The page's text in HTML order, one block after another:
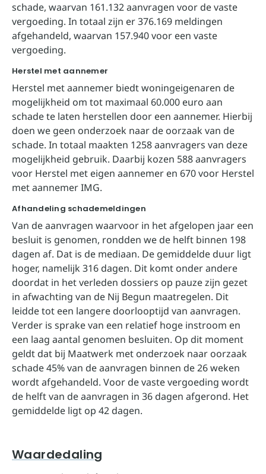
schade, waarvan 161.132 aanvragen voor de vaste
vergoeding. In totaal zijn er 376.169 meldingen
afgehandeld, waarvan 157.940 voor een vaste
vergoeding.
Herstel met aannemer
Herstel met aannemer biedt woningeigenaren de
mogelijkheid om tot maximaal 60.000 euro aan
schade te laten herstellen door een aannemer. Hierbij
doen we geen onderzoek naar de oorzaak van de
schade. In totaal maakten 1258 aanvragers van deze
mogelijkheid gebruik. Daarbij kozen 588 aanvragers
voor Herstel met eigen aannemer en 670 voor Herstel
met aannemer IMG.
Afhandeling schademeldingen
Van de aanvragen waarvoor in het afgelopen jaar een
besluit is genomen, rondden we de helft binnen 198
dagen af. Dat is de mediaan. De gemiddelde duur ligt
hoger, namelijk 316 dagen. Dit komt onder andere
doordat in het verleden dossiers op pauze zijn gezet
in afwachting van de Nij Begun maatregelen. Dit
leidde tot een langere doorlooptijd van aanvragen.
Verder is sprake van een relatief hoge instroom en
een laag aantal genomen besluiten. Op dit moment
geldt dat bij Maatwerk met onderzoek naar oorzaak
schade 45% van de aanvragen binnen de 26 weken
wordt afgehandeld. Voor de vaste vergoeding wordt
de helft van de aanvragen in 36 dagen afgerond. Het
gemiddelde ligt op 42 dagen.
Waardedaling